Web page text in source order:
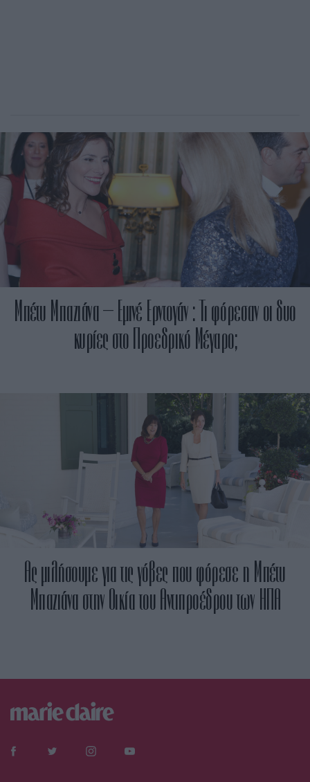
Μπέτυ Μπαζιάνα – Εμινέ Ερντογάν : Τι φόρεσαν οι δυο
κυρίες στο Προεδρικό Μέγαρο;
Aς μιλήσουμε για τις γόβες που φόρεσε η Μπέτυ
Μπαζιάνα στην Οικία του Αντιπροέδρου των ΗΠΑ